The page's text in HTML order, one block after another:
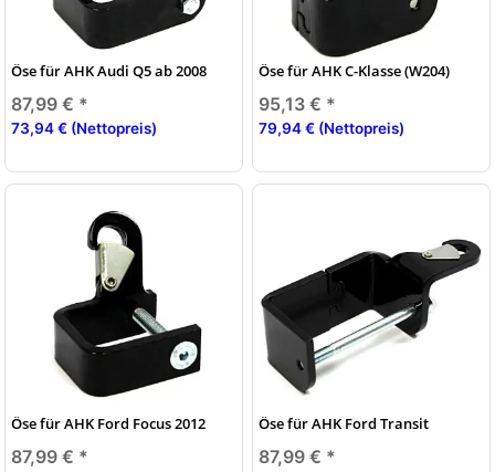
Öse für AHK Audi Q5 ab 2008
87,99 € *
73,94 € (Nettopreis)
Öse für AHK C-Klasse (W204)
95,13 € *
79,94 € (Nettopreis)
Öse für AHK Ford Focus 2012
87,99 € *
Öse für AHK Ford Transit
87,99 € *